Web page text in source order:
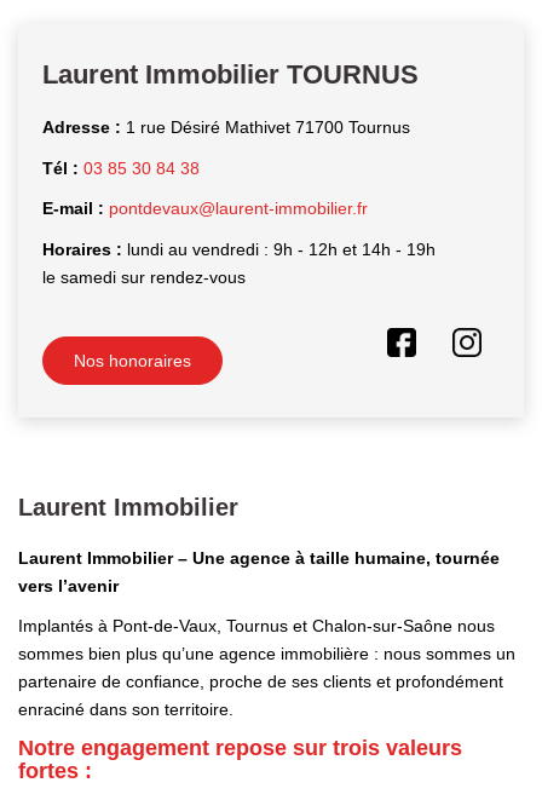
Nous Rejoindre
Nos Actualités
CONTACT
Laurent Immobilier TOURNUS
Adresse : 1 rue Désiré Mathivet 71700 Tournus
Tél : 03 85 30 84 38
E-mail : pontdevaux@laurent-immobilier.fr
Horaires : lundi au vendredi : 9h - 12h et 14h - 19h
le samedi sur rendez-vous
Nos honoraires
Laurent Immobilier
Laurent Immobilier – Une agence à taille humaine, tournée
vers l’avenir
Implantés à Pont-de-Vaux, Tournus et Chalon-sur-Saône nous
sommes bien plus qu’une agence immobilière : nous sommes un
partenaire de confiance, proche de ses clients et profondément
enraciné dans son territoire.
Notre engagement repose sur trois valeurs
fortes :